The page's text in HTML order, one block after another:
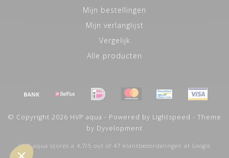
Mijn bestellingen
Mijn verlanglijst
Vergelijk
Alle producten
© Copyright 2026 HVP aqua - Powered by Lightspeed - Theme
by Dyvelopment
HVP aqua scores a 4,7/5 out of 47 klantbeoordelingen at Google